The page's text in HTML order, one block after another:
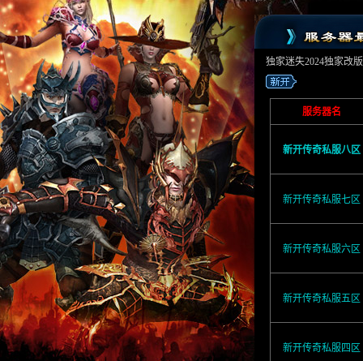
独家迷失2024独家改
服务器名
新开传奇私服八区
新开传奇私服七区
新开传奇私服六区
新开传奇私服五区
新开传奇私服四区